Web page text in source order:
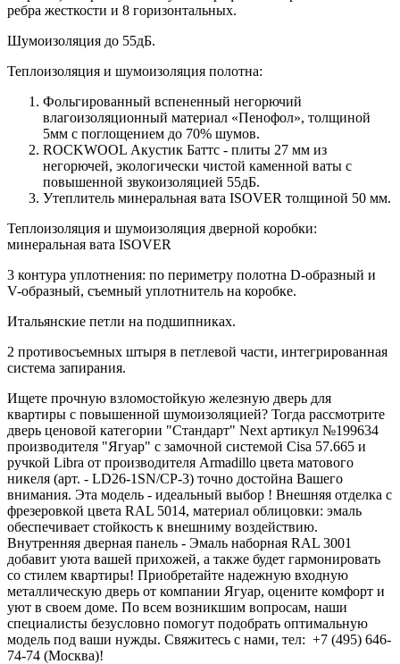
ребра жесткости и 8 горизонтальных.
Шумоизоляция до 55дБ.
Теплоизоляция и шумоизоляция полотна:
Фольгированный вспененный негорючий
влагоизоляционный материал «Пенофол», толщиной
5мм с поглощением до 70% шумов.
ROCKWOOL Акустик Баттс - плиты 27 мм из
негорючей, экологически чистой каменной ваты с
повышенной звукоизоляцией 55дБ.
Утеплитель минеральная вата ISOVER толщиной 50 мм.
Теплоизоляция и шумоизоляция дверной коробки:
минеральная вата ISOVER
3 контура уплотнения: по периметру полотна D-образный и
V-образный, съемный уплотнитель на коробке.
Итальянские петли на подшипниках.
2 противосъемных штыря в петлевой части, интегрированная
система запирания.
Ищете прочную взломостойкую железную дверь для
квартиры с повышенной шумоизоляцией? Тогда рассмотрите
дверь ценовой категории "Стандарт" Next артикул №199634
производителя "Ягуар" с замочной системой Cisa 57.665 и
ручкой Libra от производителя Armadillo цвета матового
никеля (арт. - LD26-1SN/CP-3) точно достойна Вашего
внимания. Эта модель - идеальный выбор ! Внешняя отделка с
фрезеровкой цвета RAL 5014, материал облицовки: эмаль
обеспечивает стойкость к внешниму воздействию.
Внутренняя дверная панель - Эмаль наборная RAL 3001
добавит уюта вашей прихожей, а также будет гармонировать
со стилем квартиры! Приобретайте надежную входную
металлическую дверь от компании Ягуар, оцените комфорт и
уют в своем доме. По всем возникшим вопросам, наши
специалисты безусловно помогут подобрать оптимальную
модель под ваши нужды. Свяжитесь с нами, тел: +7 (495) 646-
74-74 (Москва)!